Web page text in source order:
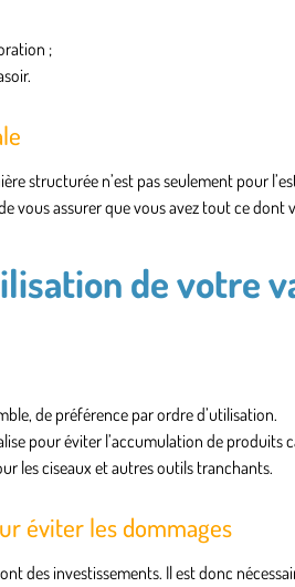
;
structurée n’est pas seulement pour
vous assurer que vous avez tout ce
de votre
de préférence par ordre d’utilisation.
pour éviter l’accumulation de produits
les ciseaux et autres outils tranchants.
éviter les dommages
des investissements. Il est donc